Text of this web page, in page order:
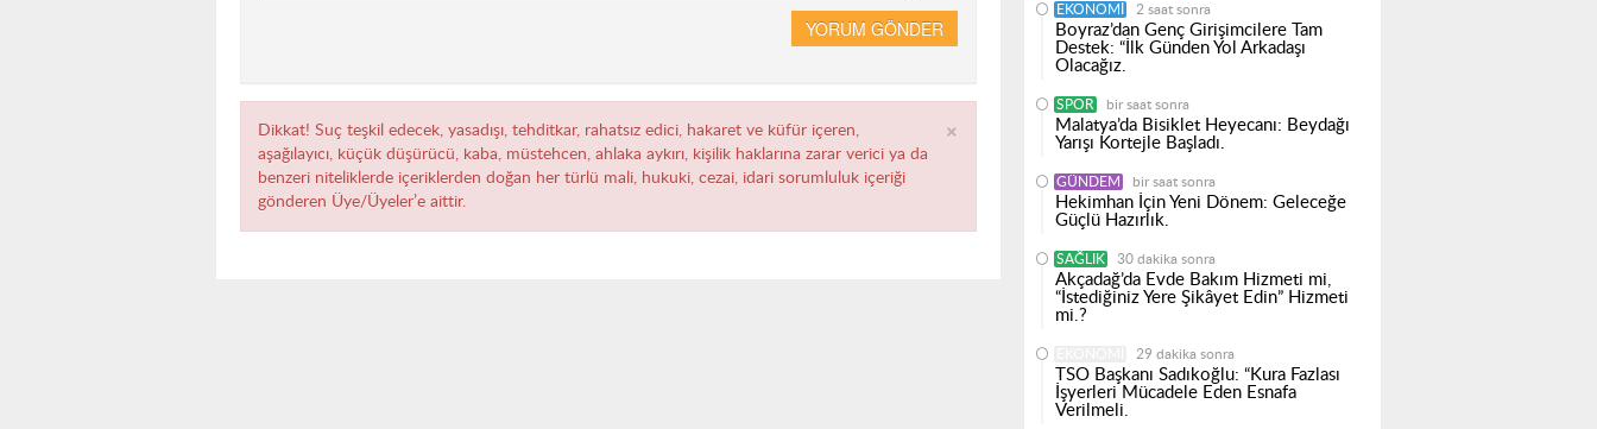
YORUM GÖNDER
×
Dikkat! Suç teşkil edecek, yasadışı, tehditkar, rahatsız edici, hakaret ve küfür içeren,
aşağılayıcı, küçük düşürücü, kaba, müstehcen, ahlaka aykırı, kişilik haklarına zarar verici ya da
benzeri niteliklerde içeriklerden doğan her türlü mali, hukuki, cezai, idari sorumluluk içeriği
gönderen Üye/Üyeler’e aittir.
EKONOMI 2 saat sonra
Boyraz’dan Genç Girişimcilere Tam
Destek: “İlk Günden Yol Arkadaşı
Olacağız.
SPOR bir saat sonra
Malatya’da Bisiklet Heyecanı: Beydağı
Yarışı Kortejle Başladı.
GÜNDEM bir saat sonra
Hekimhan İçin Yeni Dönem: Geleceğe
Güçlü Hazırlık.
SAĞLIK 30 dakika sonra
Akçadağ’da Evde Bakım Hizmeti mi,
“İstediğiniz Yere Şikâyet Edin” Hizmeti
mi.?
29 dakika sonra
TSO Başkanı Sadıkoğlu: “Kura Fazlası
İşyerleri Mücadele Eden Esnafa
Verilmeli.